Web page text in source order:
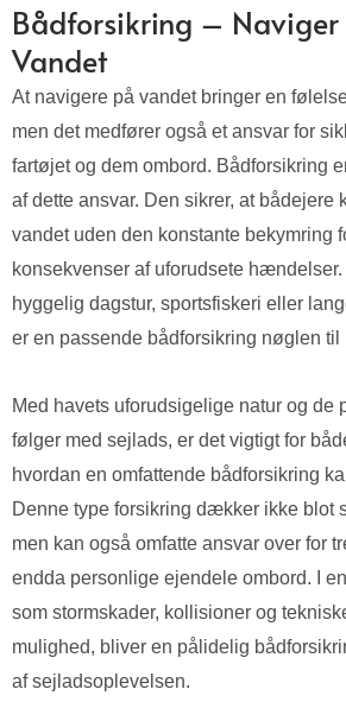
Bådforsikring – Naviger
Vandet
At navigere på vandet bringer en
men det medfører også et ansvar for
fartøjet og dem ombord. Bådforsikring
af dette ansvar. Den sikrer, at bådejere
vandet uden den konstante bekymring
konsekvenser af uforudsete
hyggelig dagstur, sportsfiskeri eller
er en passende bådforsikring nøglen til
Med havets uforudsigelige natur og de
følger med sejlads, er det vigtigt for
hvordan en omfattende bådforsikring
Denne type forsikring dækker ikke blot
men kan også omfatte ansvar over for
endda personlige ejendele ombord. I
som stormskader, kollisioner og
mulighed, bliver en pålidelig
af sejladsoplevelsen.